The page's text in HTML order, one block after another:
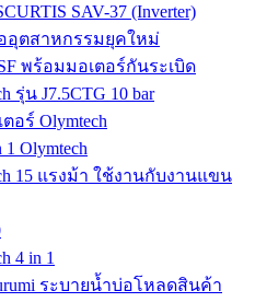
SAV-37 (Inverter)
อุตสาหกรรมยุคใหม่
พร้อมมอเตอร์กันระเบิด
รุ่น J7.5CTG 10 bar
อร์ Olymtech
Olymtech
15 แรงม้า ใช้งานกับงานแขน
4 in 1
ระบายน้ำบ่อโหลดสินค้า